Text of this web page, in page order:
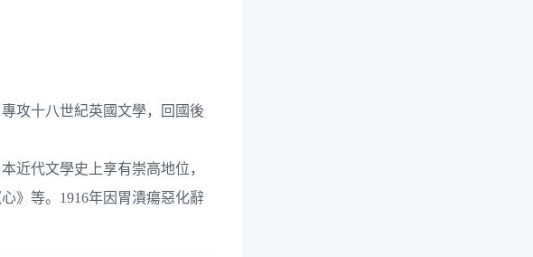
攻十八世紀英國文學，回國後
近代文學史上享有崇高地位，
》等。1916年因胃潰瘍惡化辭